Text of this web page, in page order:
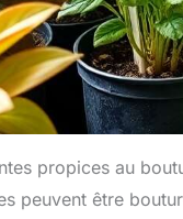
propices au
peuvent être